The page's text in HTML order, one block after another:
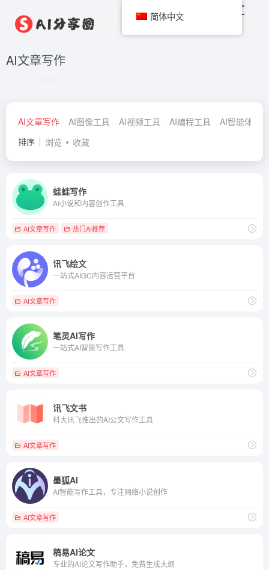
AI文章写作
AI文章写作 AI图像工具 AI视频工具 AI编程工具 AI智能体
排序
浏览 收藏
蛙蛙写作
AI小说和内容创作工具
AI文章写作 热门AI推荐
讯飞绘文
一站式AIGC内容运营平台
AI文章写作
笔灵AI写作
一站式AI智能写作工具
AI文章写作
讯飞文书
科大讯飞推出的AI公文写作工具
AI文章写作
墨狐AI
AI智能写作工具，专注网络小说创作
AI文章写作
稿易AI论文
专业的AI论文写作助手，免费生成大纲
简体中文